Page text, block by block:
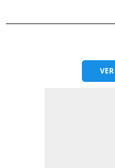
VER